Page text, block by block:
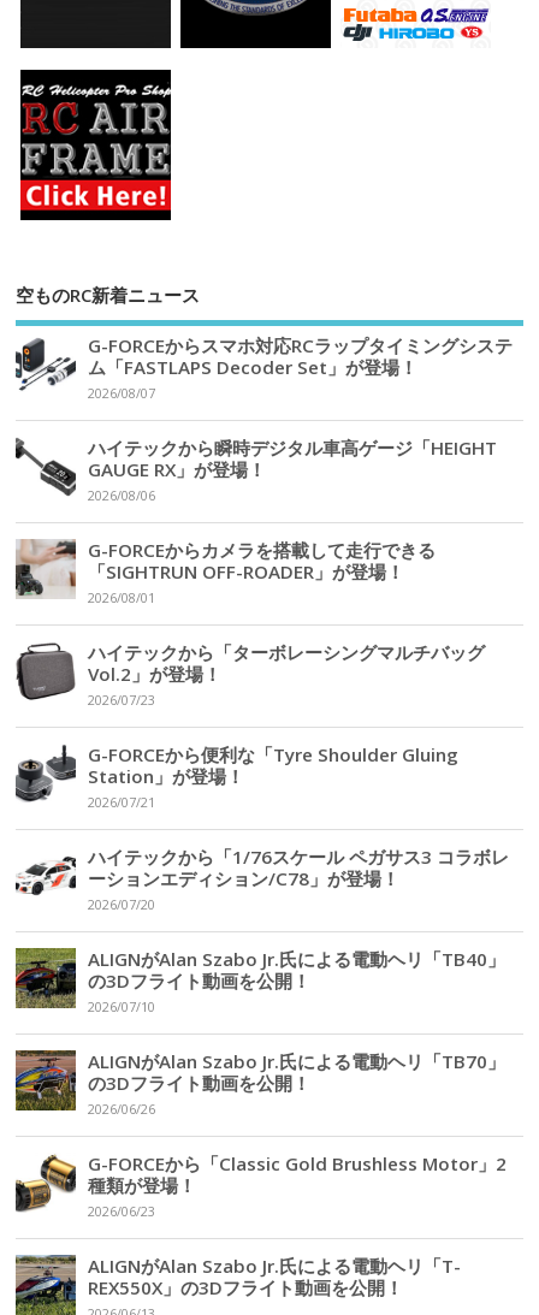
空ものRC新着ニュース
G-FORCEからスマホ対応RCラップタイミングシステ
ム「FASTLAPS Decoder Set」が登場！
2026/08/07
ハイテックから瞬時デジタル車高ゲージ「HEIGHT
GAUGE RX」が登場！
2026/08/06
G-FORCEからカメラを搭載して走行できる
「SIGHTRUN OFF-ROADER」が登場！
2026/08/01
ハイテックから「ターボレーシングマルチバッグ
Vol.2」が登場！
2026/07/23
G-FORCEから便利な「Tyre Shoulder Gluing
Station」が登場！
2026/07/21
ハイテックから「1/76スケール ペガサス3 コラボレ
ーションエディション/C78」が登場！
2026/07/20
ALIGNがAlan Szabo Jr.氏による電動ヘリ「TB40」
の3Dフライト動画を公開！
2026/07/10
ALIGNがAlan Szabo Jr.氏による電動ヘリ「TB70」
の3Dフライト動画を公開！
2026/06/26
G-FORCEから「Classic Gold Brushless Motor」2
種類が登場！
2026/06/23
ALIGNがAlan Szabo Jr.氏による電動ヘリ「T-
REX550X」の3Dフライト動画を公開！